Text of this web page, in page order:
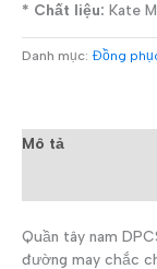
* Chất liệu: Kate
Danh mục: Đồng
Mô tả
Quần tây nam
đường may chắc